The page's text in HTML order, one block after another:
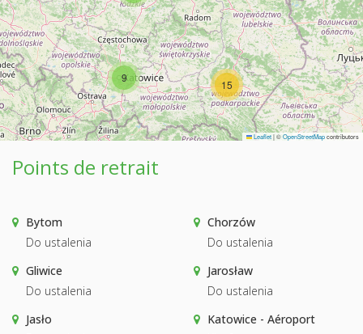
15
9
Leaflet|©OpenStreetMapcontributors
Points de retrait
Bytom
Do ustalenia
Chorzów
Do ustalenia
Gliwice
Do ustalenia
Jarosław
Do ustalenia
Jasło
Katowice - Aéroport